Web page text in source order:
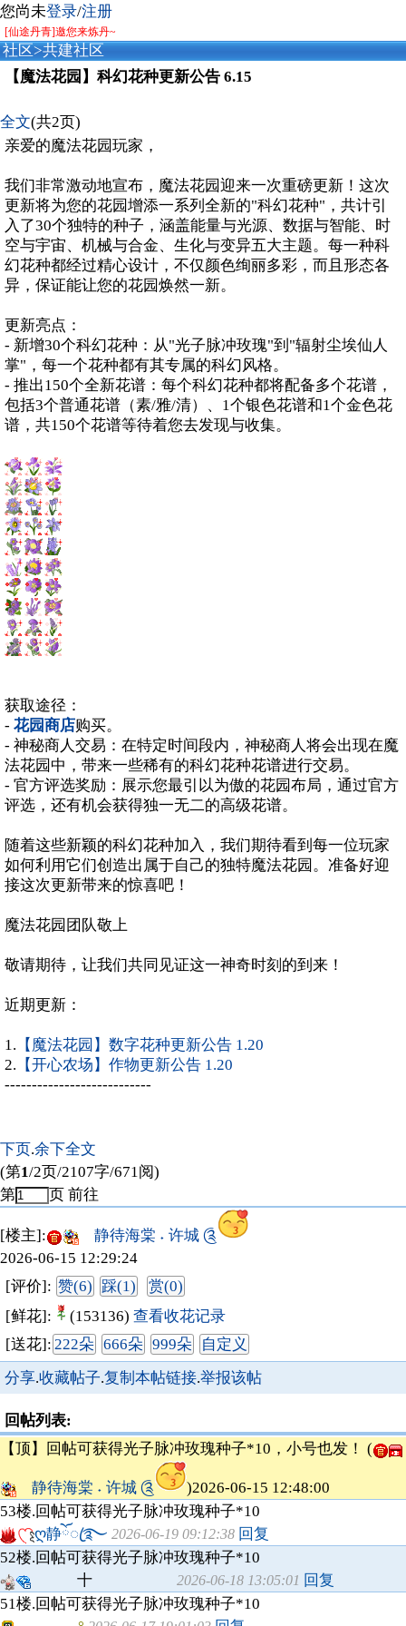
您尚未登录/注册
[仙途丹青]邀您来炼丹~
社区>共建社区
【魔法花园】科幻花种更新公告 6.15
全文(共2页)
亲爱的魔法花园玩家，
我们非常激动地宣布，魔法花园迎来一次重磅更新！这次
更新将为您的花园增添一系列全新的"科幻花种"，共计引
入了30个独特的种子，涵盖能量与光源、数据与智能、时
空与宇宙、机械与合金、生化与变异五大主题。每一种科
幻花种都经过精心设计，不仅颜色绚丽多彩，而且形态各
异，保证能让您的花园焕然一新。
更新亮点：
- 新增30个科幻花种：从"光子脉冲玫瑰"到"辐射尘埃仙人
掌"，每一个花种都有其专属的科幻风格。
- 推出150个全新花谱：每个科幻花种都将配备多个花谱，
包括3个普通花谱（素/雅/清）、1个银色花谱和1个金色花
谱，共150个花谱等待着您去发现与收集。
获取途径：
- 花园商店购买。
- 神秘商人交易：在特定时间段内，神秘商人将会出现在魔
法花园中，带来一些稀有的科幻花种花谱进行交易。
- 官方评选奖励：展示您最引以为傲的花园布局，通过官方
评选，还有机会获得独一无二的高级花谱。
随着这些新颖的科幻花种加入，我们期待看到每一位玩家
如何利用它们创造出属于自己的独特魔法花园。准备好迎
接这次更新带来的惊喜吧！
魔法花园团队敬上
敬请期待，让我们共同见证这一神奇时刻的到来！
近期更新：
1. 【魔法花园】数字花种更新公告 1.20
2. 【开心农场】作物更新公告 1.20
---------------------------
下页.余下全文
(第1/2页/2107字/671阅)
第
页 前往
[楼主]:
静待海棠 ˖ 许城 ༊
2026-06-15 12:29:24
[评价]: 赞(6) 踩(1)
赏(0)
[鲜花]:
(153136) 查看收花记录
[送花]: 222朵 666朵 999朵
自定义
分享.收藏帖子.复制本帖链接.举报该帖
回帖列表:
【顶】回帖可获得光子脉冲玫瑰种子*10，小号也发！ (
静待海棠 ˖ 许城 ༊
)2026-06-15 12:48:00
53楼.回帖可获得光子脉冲玫瑰种子*10
ღ静ོꦿ࿐ 2026-06-19 09:12:38 回复
52楼.回帖可获得光子脉冲玫瑰种子*10
十
2026-06-18 13:05:01 回复
51楼.回帖可获得光子脉冲玫瑰种子*10